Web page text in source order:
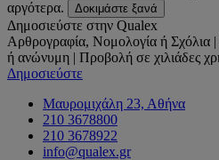
αργότερα.
Δοκιμάστε ξανά
Δημοσιεύστε στην Qualex
Αρθρογραφία, Νομολογία ή
ή ανώνυμη | Προβολή σε χιλιάδες
Δημοσιεύστε
Μαυρομιχάλη 23, Αθήνα
210 3678800
210 3678922
info@qualex.gr